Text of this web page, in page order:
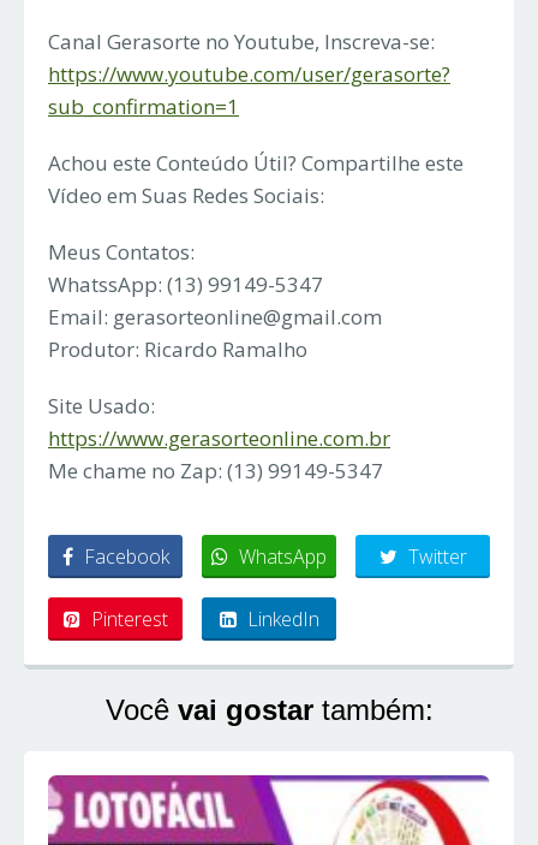
Canal Gerasorte no Youtube, Inscreva-se:
https://www.youtube.com/user/gerasorte?
sub_confirmation=1
Achou este Conteúdo Útil? Compartilhe este
Vídeo em Suas Redes Sociais:
Meus Contatos:
WhatssApp: (13) 99149-5347
Email: gerasorteonline@gmail.com
Produtor: Ricardo Ramalho
Site Usado:
https://www.gerasorteonline.com.br
Me chame no Zap: (13) 99149-5347
Facebook WhatsApp Twitter
Pinterest LinkedIn
Você vai gostartambém: